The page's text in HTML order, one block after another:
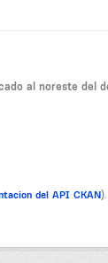
al noreste del
del API CKAN).